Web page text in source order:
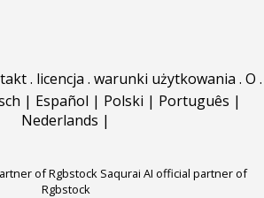
. licencja . warunki użytkowania . O .
| Español | Polski | Português |
Nederlands |
of Rgbstock Saqurai AI official partner of
Rgbstock